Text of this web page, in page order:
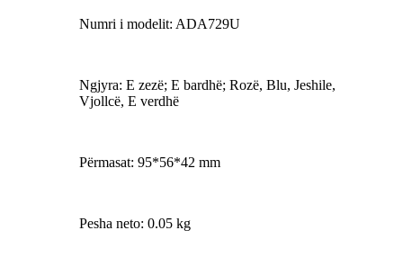
Numri i modelit: ADA729U
Ngjyra: E zezë; E bardhë; Rozë, Blu, Jeshile,
Vjollcë, E verdhë
Përmasat: 95*56*42 mm
Pesha neto: 0.05 kg